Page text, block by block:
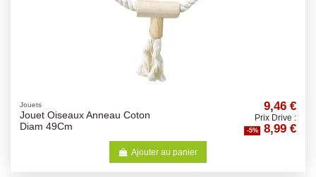
Jouets
Jouet Oiseaux Anneau Coton
Diam 49Cm
9,46 €
Prix Drive :
-5% 8,99 €
Ajouter au panier